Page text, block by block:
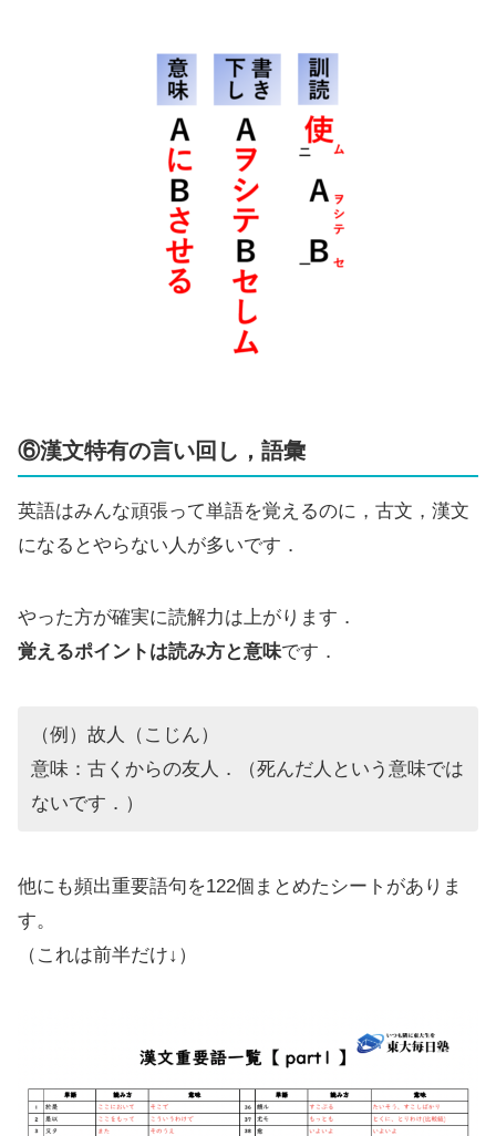
⑥漢文特有の言い回し，語彙
英語はみんな頑張って単語を覚えるのに，古文，漢文
になるとやらない人が多いです．
やった方が確実に読解力は上がります．
覚えるポイントは読み方と意味です．
（例）故人（こじん）
意味：古くからの友人．（死んだ人という意味では
ないです．）
他にも頻出重要語句を122個まとめたシートがありま
す。
（これは前半だけ↓）